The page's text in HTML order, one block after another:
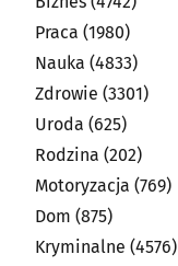
Praca (1980)
Nauka (4833)
Zdrowie (3301)
Uroda (625)
Rodzina (202)
Motoryzacja (769)
Dom (875)
Kryminalne (4576)